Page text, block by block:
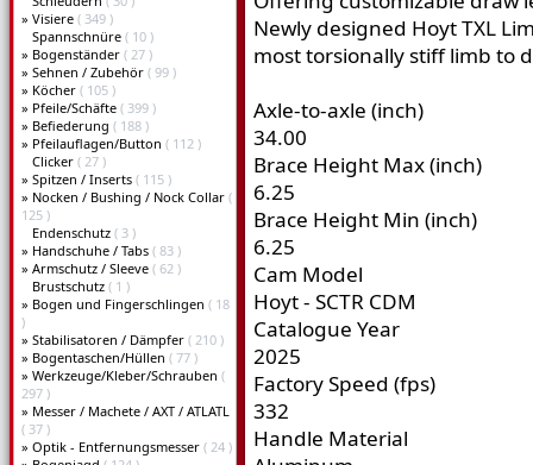
» Visiere ( 349 )
Spannschnüre ( 10 )
» Bogenständer ( 27 )
» Sehnen / Zubehör ( 99 )
» Köcher ( 105 )
» Pfeile/Schäfte ( 399 )
» Befiederung ( 188 )
» Pfeilauflagen/Button ( 112 )
Clicker ( 27 )
» Spitzen / Inserts ( 115 )
» Nocken / Bushing / Nock Collar (
125 )
Endenschutz ( 3 )
» Handschuhe / Tabs ( 83 )
» Armschutz / Sleeve ( 62 )
Brustschutz ( 1 )
» Bogen und Fingerschlingen ( 18
)
» Stabilisatoren / Dämpfer ( 210 )
» Bogentaschen/Hüllen ( 77 )
» Werkzeuge/Kleber/Schrauben (
297 )
» Messer / Machete / AXT / ATLATL
( 37 )
» Optik - Entfernungsmesser ( 24 )
Newly designed Hoyt TXL
most torsionally stiff limb to
Axle-to-axle (inch)
34.00
Brace Height Max (inch)
6.25
Brace Height Min (inch)
6.25
Cam Model
Hoyt - SCTR CDM
Catalogue Year
2025
Factory Speed (fps)
332
Handle Material